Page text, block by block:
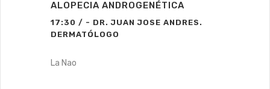
ALOPECIA ANDROGENÉTICA
17:30 / - DR. JUAN JOSE ANDRES.
DERMATÓLOGO
La Nao